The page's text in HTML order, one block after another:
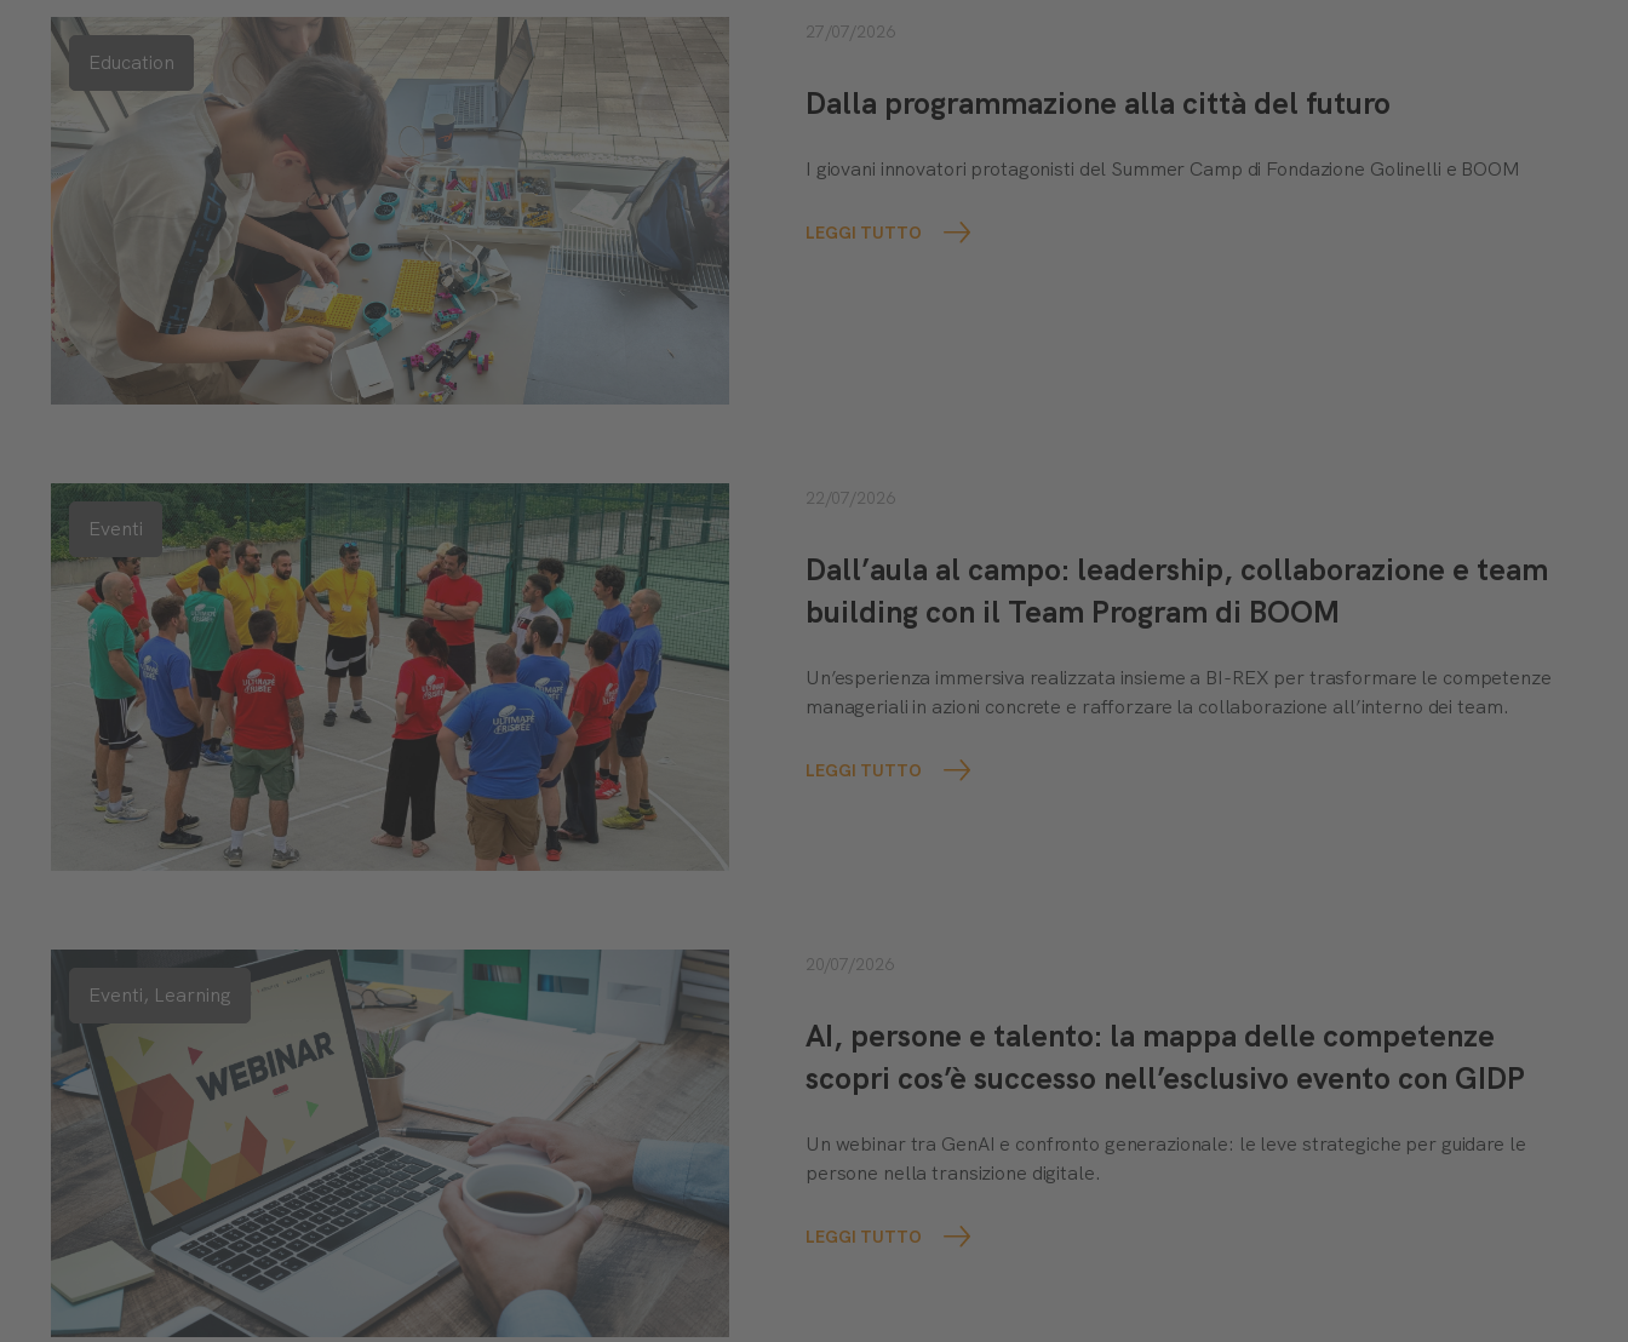
Education
27/07/2026
Dalla programmazione alla città del futuro
I giovani innovatori protagonisti del Summer Camp di Fondazione Golinelli e BOOM
LEGGI TUTTO
Eventi
22/07/2026
Dall’aula al campo: leadership, collaborazione e team
building con il Team Program di BOOM
Un’esperienza immersiva realizzata insieme a BI-REX per trasformare le competenze
manageriali in azioni concrete e rafforzare la collaborazione all’interno dei team.
LEGGI TUTTO
Eventi, Learning
20/07/2026
AI, persone e talento: la mappa delle competenze
scopri cos’è successo nell’esclusivo evento con GIDP
Un webinar tra GenAI e confronto generazionale: le leve strategiche per guidare le
persone nella transizione digitale.
LEGGI TUTTO